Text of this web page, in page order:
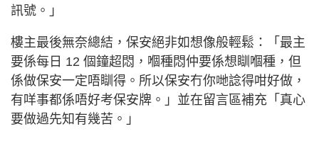
訊號。」
樓主最後無奈總結，保安絕非如想像般輕鬆：「最主
要係每日 12 個鐘超悶，嗰種悶仲要係想瞓嗰種，但
係做保安一定唔瞓得。所以保安冇你哋諗得咁好做，
有咩事都係唔好考保安牌。」並在留言區補充「真心
要做過先知有幾苦。」